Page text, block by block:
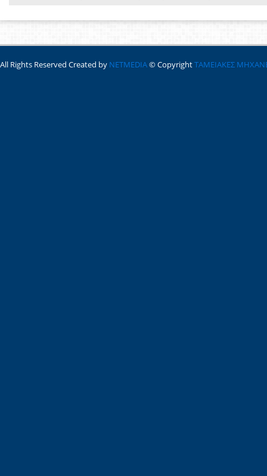
All Rights Reserved Created by NETMEDIA© CopyrightΤΑΜΕΙΑΚΕΣ